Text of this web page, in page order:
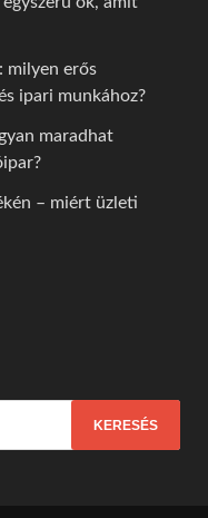
milyen erős
ipari munkához?
maradhat
– miért üzleti